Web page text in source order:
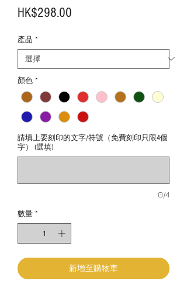
HK$298.00
產品 *
顏色 *
請填上要刻印的文字/符號（免費刻印只限4個
字） (選填)
0/4
數量 *
新增至購物車